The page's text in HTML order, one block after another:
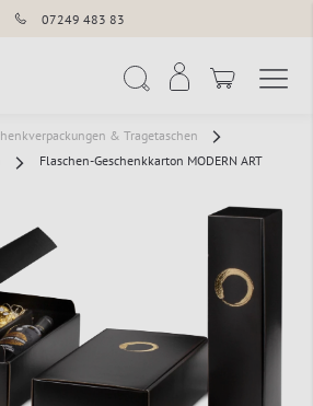
07249 483 83
& Tragetaschen
Flaschen-Geschenkkarton MODERN ART